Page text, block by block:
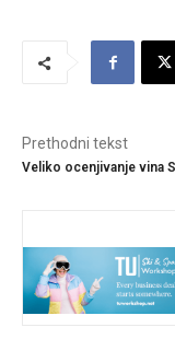
Prethodni tekst
Veliko ocenjivanje vina